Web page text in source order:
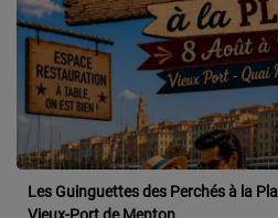
EQUIPES
CONTACT
Team Building Radio
INFO
Les Guinguettes des Perchés à la
Vieux-Port de Menton